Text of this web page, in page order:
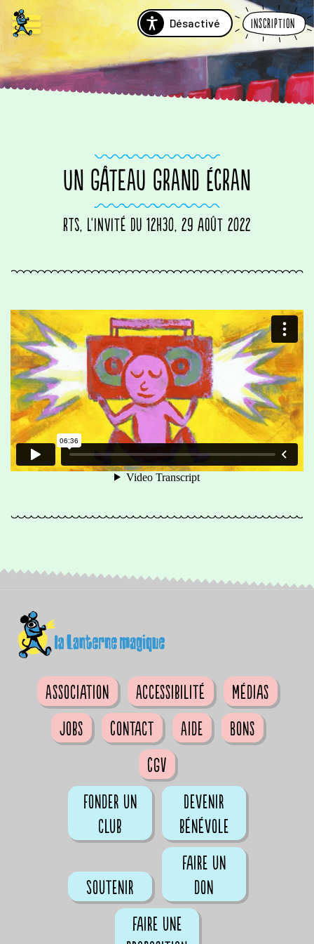
Désactivé Inscription
UN GÂTEAU GRAND ÉCRAN
RTS, L'invité du 12h30, 29 août 2022
Association Accessibilité
Médias
Jobs
Contact Aide
Bons
CGV
Fonder un
club
Devenir
bénévole
Soutenir
Faire un
don
Faire une